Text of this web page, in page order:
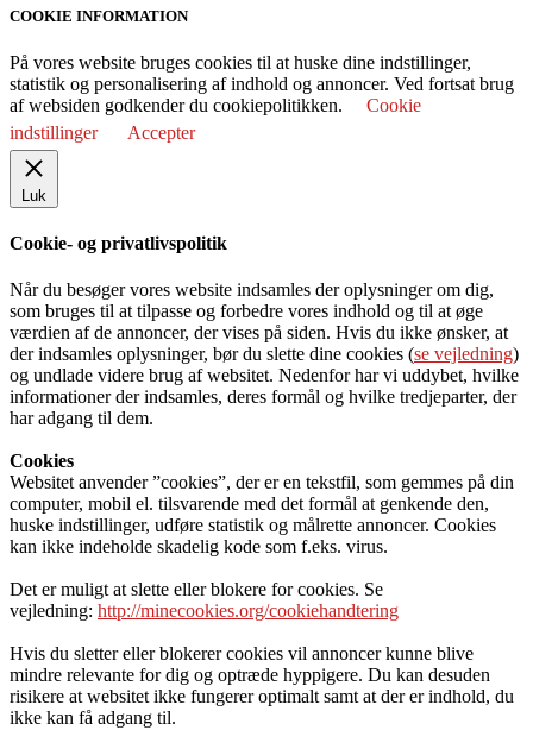
COOKIE INFORMATION
På vores website bruges cookies til at huske dine indstillinger,
statistik og personalisering af indhold og annoncer. Ved fortsat brug
af websiden godkender du cookiepolitikken.
Cookie
indstillinger
Accepter
Luk
Cookie- og privatlivspolitik
Når du besøger vores website indsamles der oplysninger om dig,
som bruges til at tilpasse og forbedre vores indhold og til at øge
værdien af de annoncer, der vises på siden. Hvis du ikke ønsker, at
der indsamles oplysninger, bør du slette dine cookies (se vejledning)
og undlade videre brug af websitet. Nedenfor har vi uddybet, hvilke
informationer der indsamles, deres formål og hvilke tredjeparter, der
har adgang til dem.
Cookies
Websitet anvender ”cookies”, der er en tekstfil, som gemmes på din
computer, mobil el. tilsvarende med det formål at genkende den,
huske indstillinger, udføre statistik og målrette annoncer. Cookies
kan ikke indeholde skadelig kode som f.eks. virus.
Det er muligt at slette eller blokere for cookies. Se
vejledning: http://minecookies.org/cookiehandtering
Hvis du sletter eller blokerer cookies vil annoncer kunne blive
mindre relevante for dig og optræde hyppigere. Du kan desuden
risikere at websitet ikke fungerer optimalt samt at der er indhold, du
ikke kan få adgang til.